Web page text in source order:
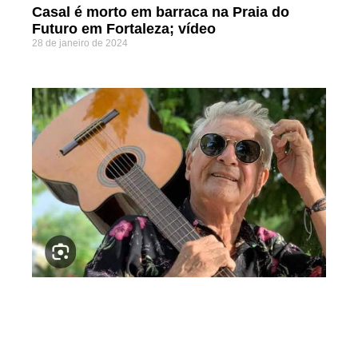
Casal é morto em barraca na Praia do
Futuro em Fortaleza; vídeo
28 de janeiro de 2024